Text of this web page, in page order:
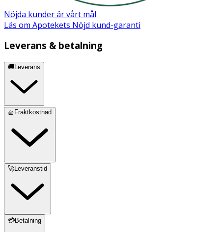
Nöjda kunder är vårt mål
Läs om Apotekets Nöjd kund-garanti
Leverans & betalning
🚚Leverans
🧺Fraktkostnad
🚀Leveranstid
💳Betalning